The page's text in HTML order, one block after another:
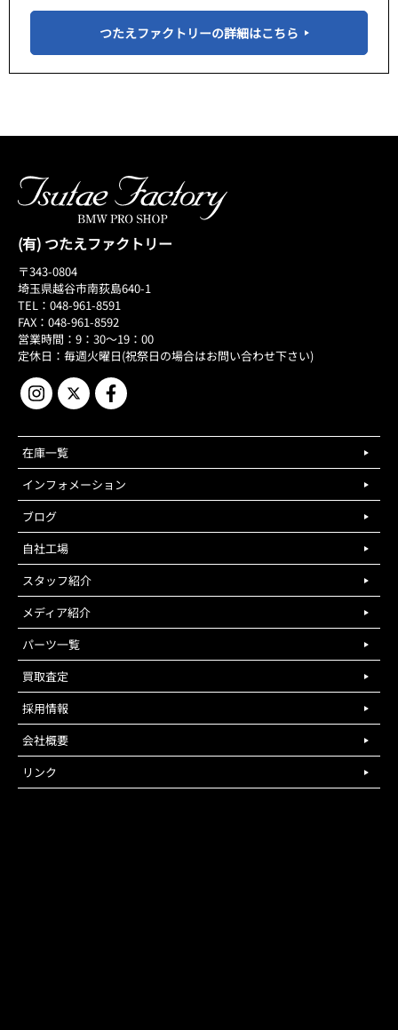
つたえファクトリーの詳細はこちら
(有) つたえファクトリー
〒343-0804
埼玉県越谷市南荻島640-1
TEL：048-961-8591
FAX：048-961-8592
営業時間：9：30～19：00
定休日：毎週火曜日(祝祭日の場合はお問い合わせ下さい)
在庫一覧
インフォメーション
ブログ
自社工場
スタッフ紹介
メディア紹介
パーツ一覧
買取査定
採用情報
会社概要
リンク